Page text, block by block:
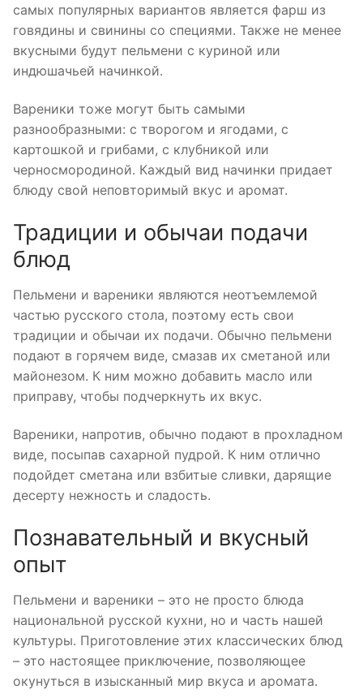
самых популярных вариантов является фарш из
говядины и свинины со специями. Также не менее
вкусными будут пельмени с куриной или
индюшачьей начинкой.
Вареники тоже могут быть самыми
разнообразными: с творогом и ягодами, с
картошкой и грибами, с клубникой или
черносмородиной. Каждый вид начинки придает
блюду свой неповторимый вкус и аромат.
Традиции и обычаи подачи
блюд
Пельмени и вареники являются неотъемлемой
частью русского стола, поэтому есть свои
традиции и обычаи их подачи. Обычно пельмени
подают в горячем виде, смазав их сметаной или
майонезом. К ним можно добавить масло или
приправу, чтобы подчеркнуть их вкус.
Вареники, напротив, обычно подают в прохладном
виде, посыпав сахарной пудрой. К ним отлично
подойдет сметана или взбитые сливки, дарящие
десерту нежность и сладость.
Познавательный и вкусный
опыт
Пельмени и вареники – это не просто блюда
национальной русской кухни, но и часть нашей
культуры. Приготовление этих классических блюд
– это настоящее приключение, позволяющее
окунуться в изысканный мир вкуса и аромата.